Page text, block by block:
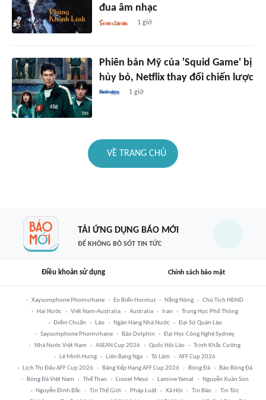
đua âm nhạc
1 giờ
Phiên bản Mỹ của 'Squid Game' bị
hủy bỏ, Netflix thay đổi chiến lược
1 giờ
VỀ TRANG CHỦ
TẢI ỨNG DỤNG BÁO MỚI
ĐỂ KHÔNG BỎ SÓT TIN TỨC
Điều khoản sử dụng Chính sách bảo mật
Xaysomphone Phomvihane Eo Biển Hormuz Nắng Nóng
Chủ Tịch HĐND
Hai Nước
Việt Nam-Australia Australia Iran
Trung Học Phổ Thông
Điểm Chuẩn
Lào Ngân Hàng Nhà Nước
Đại Sứ Quán Lào
Saysomphone Phomvihane
Bão Dolphin
Đại Học Công Nghệ Sydney
Nhà Nước Việt Nam
ASEAN Cup 2026 Quốc Hội Lào
Trịnh Khắc Cường
Lê Minh Hưng
Liên Bang Nga Tô Lâm
AFF Cup 2026
Lịch Thi Đấu AFF Cup 2026
Bảng Xếp Hạng AFF Cup 2026 Bóng Đá
Báo Bóng Đá
Bóng Đá Việt Nam
Thể Thao Lionel Messi Lamine Yamal
Nguyễn Xuân Son
Nguyễn Đình Bắc
Tin Thế Giới Pháp Luật Xã Hội Tin Bão
Tin Tức